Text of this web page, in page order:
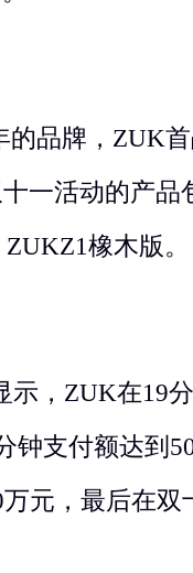
的品牌，ZUK
一活动的产品
橡木版。
示，ZUK在19
钟支付额达到
元，最后在